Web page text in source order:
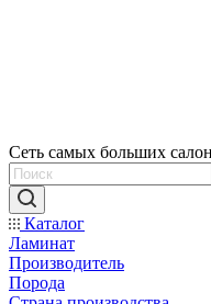
Сеть самых больших
Каталог
Ламинат
Производитель
Порода